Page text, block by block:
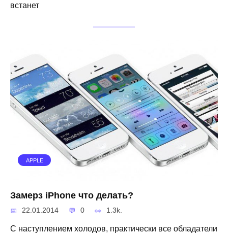
встанет
APPLE
Замерз iPhone что делать?
22.01.2014 0 1.3k.
С наступлением холодов, практически все обладатели